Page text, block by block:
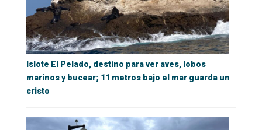
Islote El Pelado, destino para ver aves, lobos
marinos y bucear; 11 metros bajo el mar guarda un
cristo